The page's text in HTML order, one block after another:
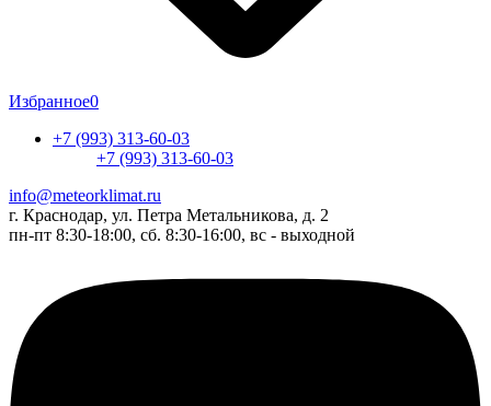
Избранное0
+7 (993) 313-60-03
+7 (993) 313-60-03
info@meteorklimat.ru
г. Краснодар, ул. Петра Метальникова, д. 2
пн-пт 8:30-18:00, сб. 8:30-16:00, вс - выходной